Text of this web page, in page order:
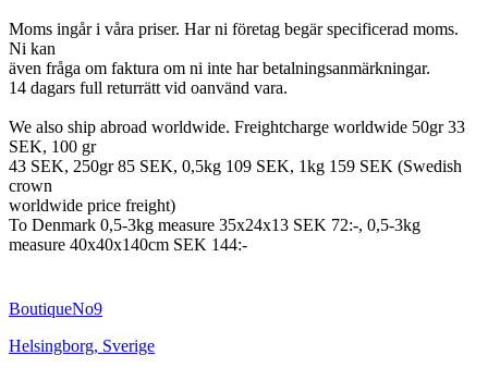
Moms ingår i våra priser. Har ni företag begär specificerad moms.
Ni kan
även fråga om faktura om ni inte har betalningsanmärkningar.
14 dagars full returrätt vid oanvänd vara.
We also ship abroad worldwide. Freightcharge worldwide 50gr 33
SEK, 100 gr
43 SEK, 250gr 85 SEK, 0,5kg 109 SEK, 1kg 159 SEK (Swedish
crown
worldwide price freight)
To Denmark 0,5-3kg measure 35x24x13 SEK 72:-, 0,5-3kg
measure 40x40x140cm SEK 144:-
BoutiqueNo9
Helsingborg, Sverige